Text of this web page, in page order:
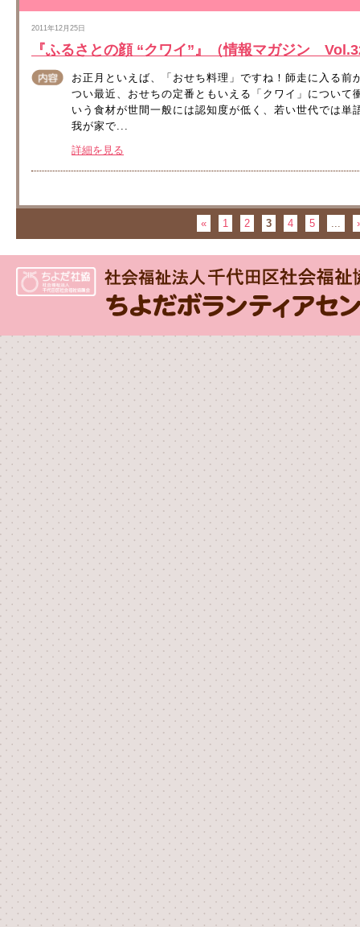
2011年12月25日
『ふるさとの顔 “クワイ”』（情報マガジン
お正月といえば、「おせち料理」ですね！師走に入る
つい最近、おせちの定番ともいえる「クワイ」につい
いう食材が世間一般には認知度が低く、若い世代では
我が家で...
詳細を見る
« 1 2 3 4 5 ...